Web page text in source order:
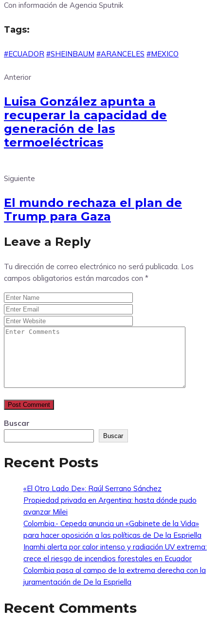
Con información de Agencia Sputnik
Tags:
#ECUADOR #SHEINBAUM #ARANCELES #MEXICO
Anterior
Luisa González apunta a
recuperar la capacidad de
generación de las
termoeléctricas
Siguiente
El mundo rechaza el plan de
Trump para Gaza
Leave a Reply
Tu dirección de correo electrónico no será publicada. Los
campos obligatorios están marcados con *
Buscar
Buscar
Recent Posts
«El Otro Lado De»: Raúl Serrano Sánchez
Propiedad privada en Argentina: hasta dónde pudo
avanzar Milei
Colombia.- Cepeda anuncia un «Gabinete de la Vida»
para hacer oposición a las políticas de De la Espriella
Inamhi alerta por calor intenso y radiación UV extrema:
crece el riesgo de incendios forestales en Ecuador
Colombia pasa al campo de la extrema derecha con la
juramentación de De la Espriella
Recent Comments